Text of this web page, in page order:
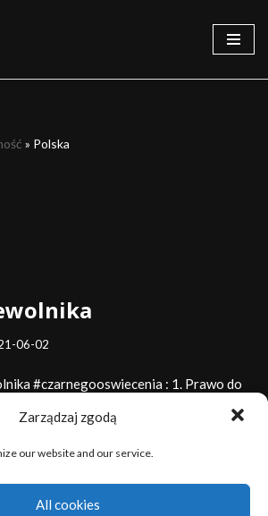
Zarządzaj zgodą
our website and our service.
All cookies
» Polska
06-02
#czarnegooswiecenia : 1. Prawo do
do bycia cenzurowanym…
Dowiedz
naiwna owieczko !